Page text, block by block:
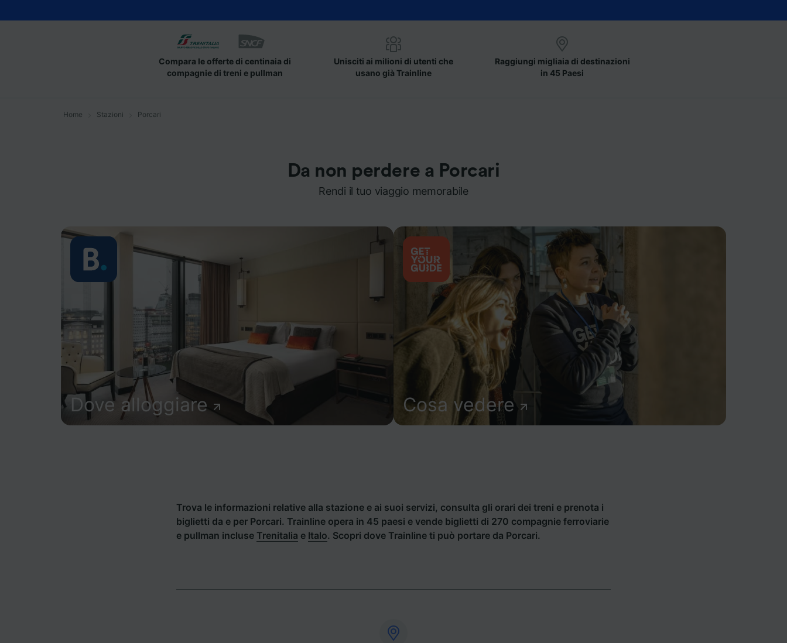
Compara le offerte di centinaia di
compagnie di treni e pullman
Unisciti ai milioni di utenti che
usano già Trainline
Raggiungi migliaia di destinazioni
in 45 Paesi
Home Stazioni Porcari
Da non perdere a Porcari
Rendi il tuo viaggio memorabile
Dove alloggiare Cosa vedere
Trova le informazioni relative alla stazione e ai suoi servizi, consulta gli orari dei treni e prenota i
biglietti da e per Porcari. Trainline opera in 45 paesi e vende biglietti di 270 compagnie ferroviarie
e pullman incluse Trenitalia e Italo. Scopri dove Trainline ti può portare da Porcari.